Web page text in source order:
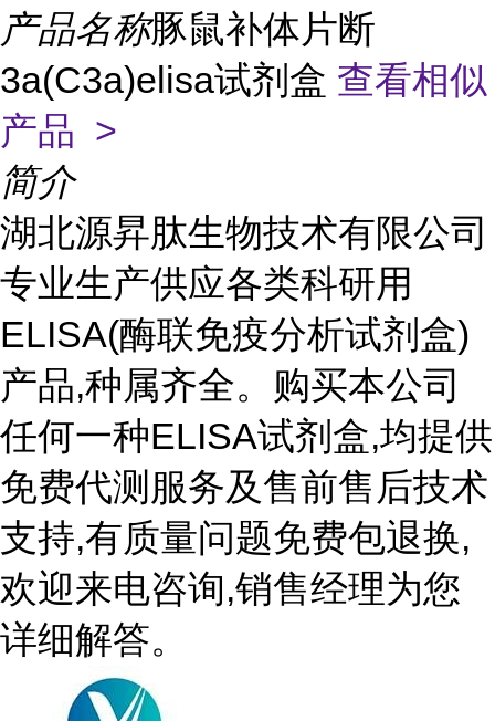
产品名称豚鼠补体片断
3a(C3a)elisa试剂盒 查看相似
产品 >
简介
湖北源昇肽生物技术有限公司
专业生产供应各类科研用
ELISA(酶联免疫分析试剂盒)
产品,种属齐全。购买本公司
任何一种ELISA试剂盒,均提供
免费代测服务及售前售后技术
支持,有质量问题免费包退换,
欢迎来电咨询,销售经理为您
详细解答。